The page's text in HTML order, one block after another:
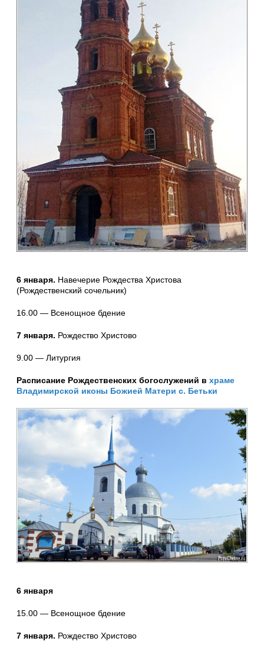
6 января. Навечерие Рождества Христова
(Рождественский сочельник)
16.00 — Всенощное бдение
7 января. Рождество Христово
9.00 — Литургия
Расписание Рождественских богослужений в храме
Владимирской иконы Божией Матери с. Бетьки
6 января
15.00 — Всенощное бдение
7 января. Рождество Христово